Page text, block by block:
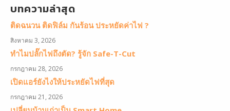
บทความล่าสุด
ติดฉนวน ติดฟิล์ม กันร้อน ประหยัดค่าไฟ ?
สิงหาคม 3, 2026
ทำไมปลั๊กไฟถึงตัด? รู้จัก Safe-T-Cut
กรกฎาคม 28, 2026
เปิดแอร์ยังไงให้ประหยัดไฟที่สุด
กรกฎาคม 21, 2026